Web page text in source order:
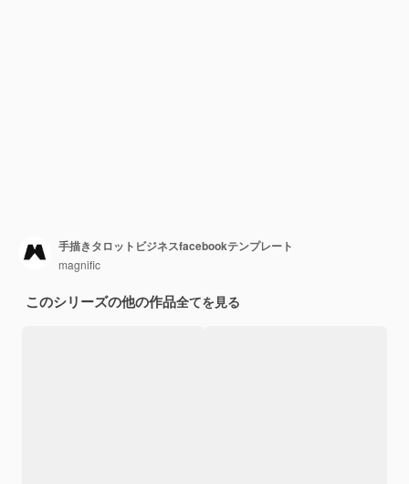
手描きタロットビジネスfacebookテンプレート
magnific
このシリーズの他の作品全てを見る